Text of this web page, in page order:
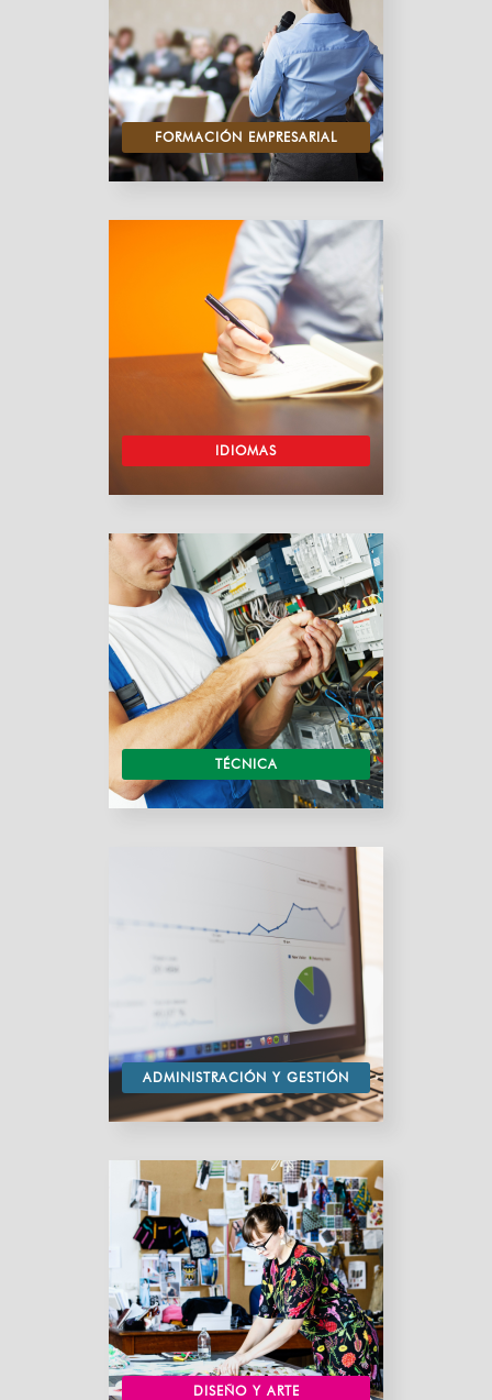
FORMACIÓN EMPRESARIAL
IDIOMAS
TÉCNICA
ADMINISTRACIÓN Y GESTIÓN
DISEÑO Y ARTE